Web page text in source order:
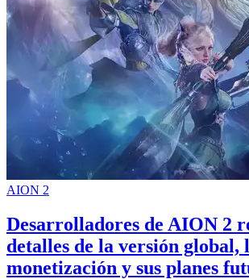
AION 2
Desarrolladores de AION 2
detalles de la versión global,
monetización y sus planes